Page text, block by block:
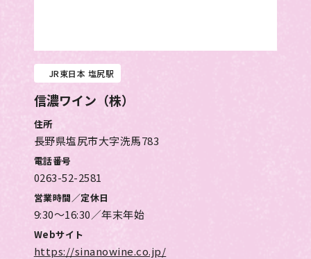
JR東日本 塩尻駅
信濃ワイン（株）
住所
長野県塩尻市大字洗馬783
電話番号
0263-52-2581
営業時間／定休日
9:30～16:30／年末年始
Webサイト
https://sinanowine.co.jp/